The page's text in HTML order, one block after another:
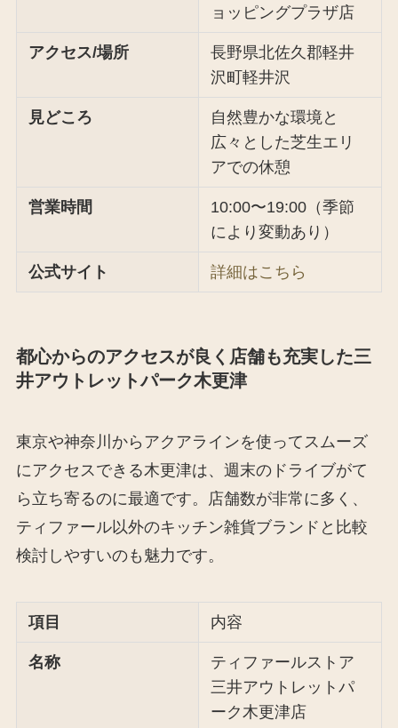
ョッピングプラザ店
アクセス/場所
長野県北佐久郡軽井
沢町軽井沢
見どころ
自然豊かな環境と
広々とした芝生エリ
アでの休憩
営業時間
10:00〜19:00（季節
により変動あり）
公式サイト 詳細はこちら
都心からのアクセスが良く店舗も充実した三
井アウトレットパーク木更津
東京や神奈川からアクアラインを使ってスムーズ
にアクセスできる木更津は、週末のドライブがて
ら立ち寄るのに最適です。店舗数が非常に多く、
ティファール以外のキッチン雑貨ブランドと比較
検討しやすいのも魅力です。
項目 内容
名称
ティファールストア
三井アウトレットパ
ーク木更津店